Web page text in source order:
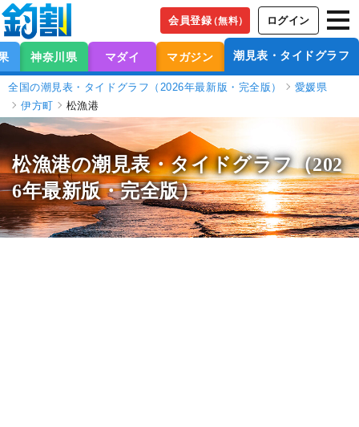
会員登録（無料） ログイン
神奈川県 マダイ マガジン 潮見表・タイドグラフ
全国の潮見表・タイドグラフ（2026年最新版・完全版）
愛媛県
伊方町
松漁港
松漁港の潮見表・タイドグラフ（202
6年最新版・完全版）